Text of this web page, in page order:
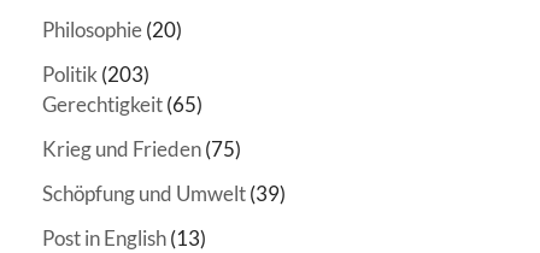
Philosophie(20)
Politik(203)
Gerechtigkeit(65)
Krieg und Frieden(75)
Schöpfung und Umwelt(39)
Post in English(13)